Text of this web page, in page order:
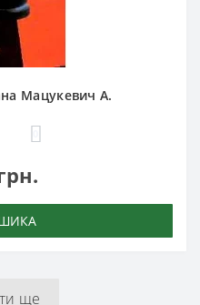
Мацукевич А.
ще